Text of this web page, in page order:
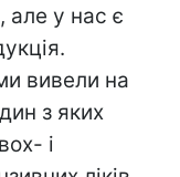
але у нас є
вивели на
з яких
і